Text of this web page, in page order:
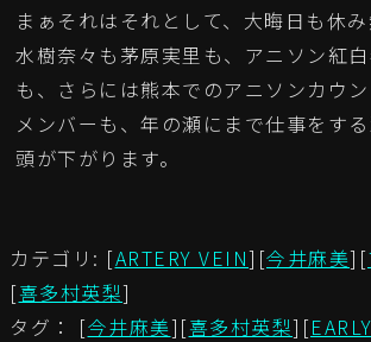
まぁそれはそれとして、大晦日も休
水樹奈々も茅原実里も、アニソン紅
も、さらには熊本でのアニソンカウ
メンバーも、年の瀬にまで仕事をす
頭が下がります。
カテゴリ: [ARTERY VEIN][今井麻美][
[喜多村英梨]
タグ： [今井麻美][喜多村英梨][